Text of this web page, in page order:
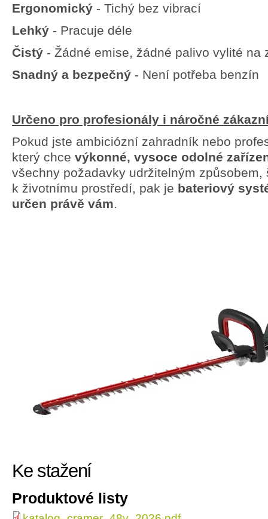
Ergonomický - Tichý bez vibrací
Lehký - Pracuje déle
Čistý - Žádné emise, žádné palivo vylité na
Snadný a bezpečný - Není potřeba benzín
Určeno pro profesionály i náročné
Pokud jste ambiciózní zahradník nebo
který chce výkonné, vysoce odolné
všechny požadavky udržitelným způsobem,
k životnímu prostředí, pak je bateriový
určen právě vám.
Ke stažení
Produktové listy